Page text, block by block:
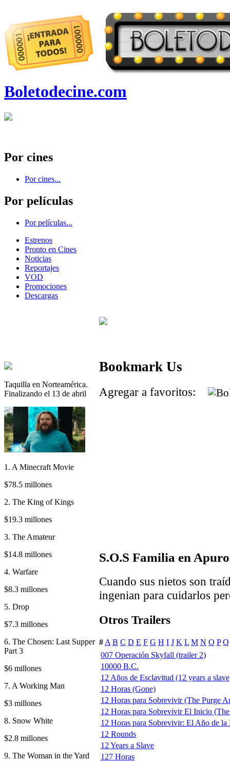
Boletodecine.com
Por cines
Por cines...
Por películas
Por películas...
Estrenos
Pronto en Cines
Noticias
Reportajes
VOD
Promociones
Descargas
Taquilla en Norteamérica.
Finalizando el 13 de abril
1. A Minecraft Movie
$78.5 millones
2. The King of Kings
$19.3 millones
3. The Amateur
$14.8 millones
4. Warfare
$8.3 millones
5. Drop
$7.3 millones
6. The Chosen: Last Supper
Part 3
$6 millones
7. A Working Man
$3 millones
8. Snow White
$2.8 millones
9. The Woman in the Yard
Bookmark Us
Agregar a favoritos:
S.O.S Familia en
Cuando sus nietos son
ingenian para cuidarlos
Otros Trailers
#A B C D E F G H I J K L M N O P Q
007 Operación Skyfall (trailer 2)
10000 B.C.
12 Años de Esclavitud (12 years a
12 Horas (Gone)
12 Horas para Sobrevivir (The Purge
12 Horas para Sobrevivir El Inicio
12 Horas para Sobrevivir: El Año de
12 Rounds
12 Years a Slave
127 Horas